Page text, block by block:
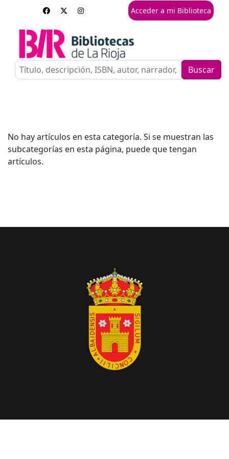
Acceder a mi Biblioteca
Buscar
No hay artículos en esta categoría. Si se muestran las
subcategorías en esta página, puede que tengan
artículos.